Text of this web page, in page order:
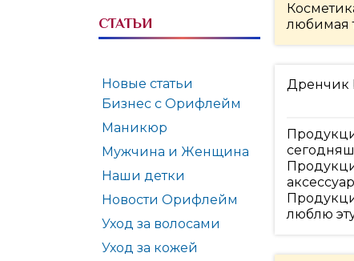
СТАТЬИ
Новые статьи
Бизнес с Орифлейм
Маникюр
Мужчина и Женщина
Наши детки
Новости Орифлейм
Уход за волосами
Уход за кожей
любимая
Дренчик
люблю